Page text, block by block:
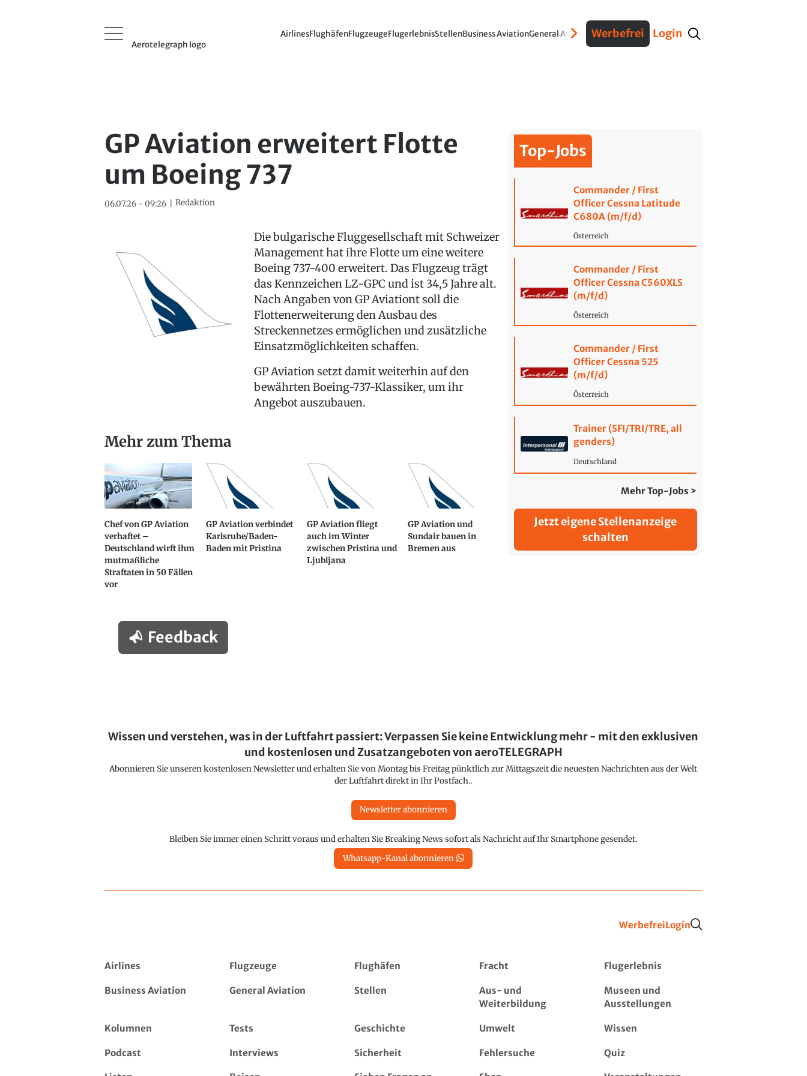
Aerotelegraph logo
AirlinesFlughäfenFlugzeugeFlugerlebnisStellenBusiness AviationGeneral AviationVerteidigungInterviews Fracht
Werbefrei Login
GP Aviation erweitert Flotte
um Boeing 737
06.07.26 - 09:26 Redaktion
Die bulgarische Fluggesellschaft mit Schweizer
Management hat ihre Flotte um eine weitere
Boeing 737-400 erweitert. Das Flugzeug trägt
das Kennzeichen LZ-GPC und ist 34,5 Jahre alt.
Nach Angaben von GP Aviationt soll die
Flottenerweiterung den Ausbau des
Streckennetzes ermöglichen und zusätzliche
Einsatzmöglichkeiten schaffen.
GP Aviation setzt damit weiterhin auf den
bewährten Boeing-737-Klassiker, um ihr
Angebot auszubauen.
Mehr zum Thema
Chef von GP Aviation
verhaftet –
Deutschland wirft ihm
mutmaßliche
Straftaten in 50 Fällen
vor
GP Aviation verbindet
Karlsruhe/Baden-
Baden mit Pristina
GP Aviation fliegt
auch im Winter
zwischen Pristina und
Ljubljana
GP Aviation und
Sundair bauen in
Bremen aus
Feedback
Top-Jobs
Commander / First
Officer Cessna Latitude
C680A (m/f/d)
Österreich
Commander / First
Officer Cessna C560XLS
(m/f/d)
Österreich
Commander / First
Officer Cessna 525
(m/f/d)
Österreich
Trainer (SFI/TRI/TRE, all
genders)
Deutschland
Mehr Top-Jobs >
Jetzt eigene Stellenanzeige
schalten
Wissen und verstehen, was in der Luftfahrt passiert: Verpassen Sie keine Entwicklung mehr - mit den exklusiven
und kostenlosen und Zusatzangeboten von aeroTELEGRAPH
Abonnieren Sie unseren kostenlosen Newsletter und erhalten Sie von Montag bis Freitag pünktlich zur Mittagszeit die neuesten Nachrichten aus der Welt
der Luftfahrt direkt in Ihr Postfach..
Newsletter abonnieren
Bleiben Sie immer einen Schritt voraus und erhalten Sie Breaking News sofort als Nachricht auf Ihr Smartphone gesendet.
Whatsapp-Kanal abonnieren
WerbefreiLogin
Airlines Flugzeuge Flughäfen Fracht Flugerlebnis
Business Aviation General Aviation Stellen
Aus- und
Weiterbildung
Museen und
Ausstellungen
Kolumnen Tests Geschichte Umwelt Wissen
Podcast Interviews Sicherheit Fehlersuche Quiz